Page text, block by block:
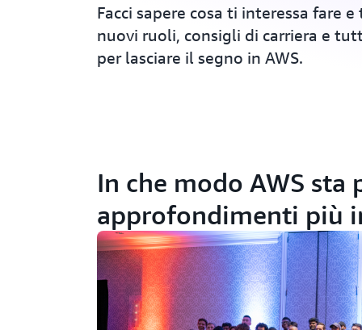
Facci sapere cosa ti interessa fare
nuovi ruoli, consigli di carriera e
per lasciare il segno in AWS.
In che modo AWS sta
approfondimenti più